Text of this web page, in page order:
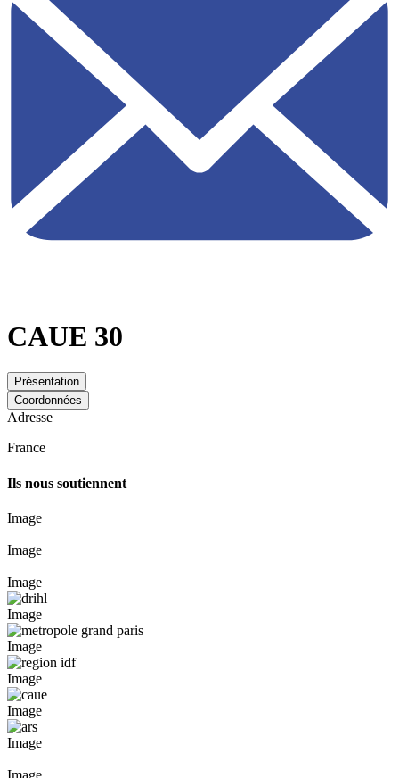
CAUE 30
Présentation
Coordonnées
Adresse
France
Ils nous soutiennent
Image
Image
Image
Image
Image
Image
Image
Image
Image